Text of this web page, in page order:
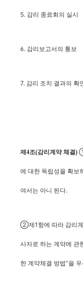
5. 감리 종료회의 실시
6. 감리보고서의 통보
7. 감리 조치 결과의 확
제4조(감리계약 체결)
에 대한 독립성을 확보
여서는 아니 된다.
②제1항에 따라 감리계
사자로 하는 계약에 관
한 계약체결 방법”을